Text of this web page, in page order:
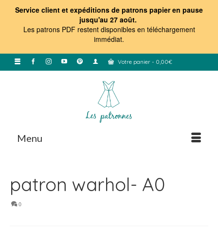
Service client et expéditions de patrons papier en pause
jusqu'au 27 août.
Les patrons PDF restent disponibles en téléchargement
immédiat.
Votre panier - 0,00€
Menu
patron warhol- A0
0